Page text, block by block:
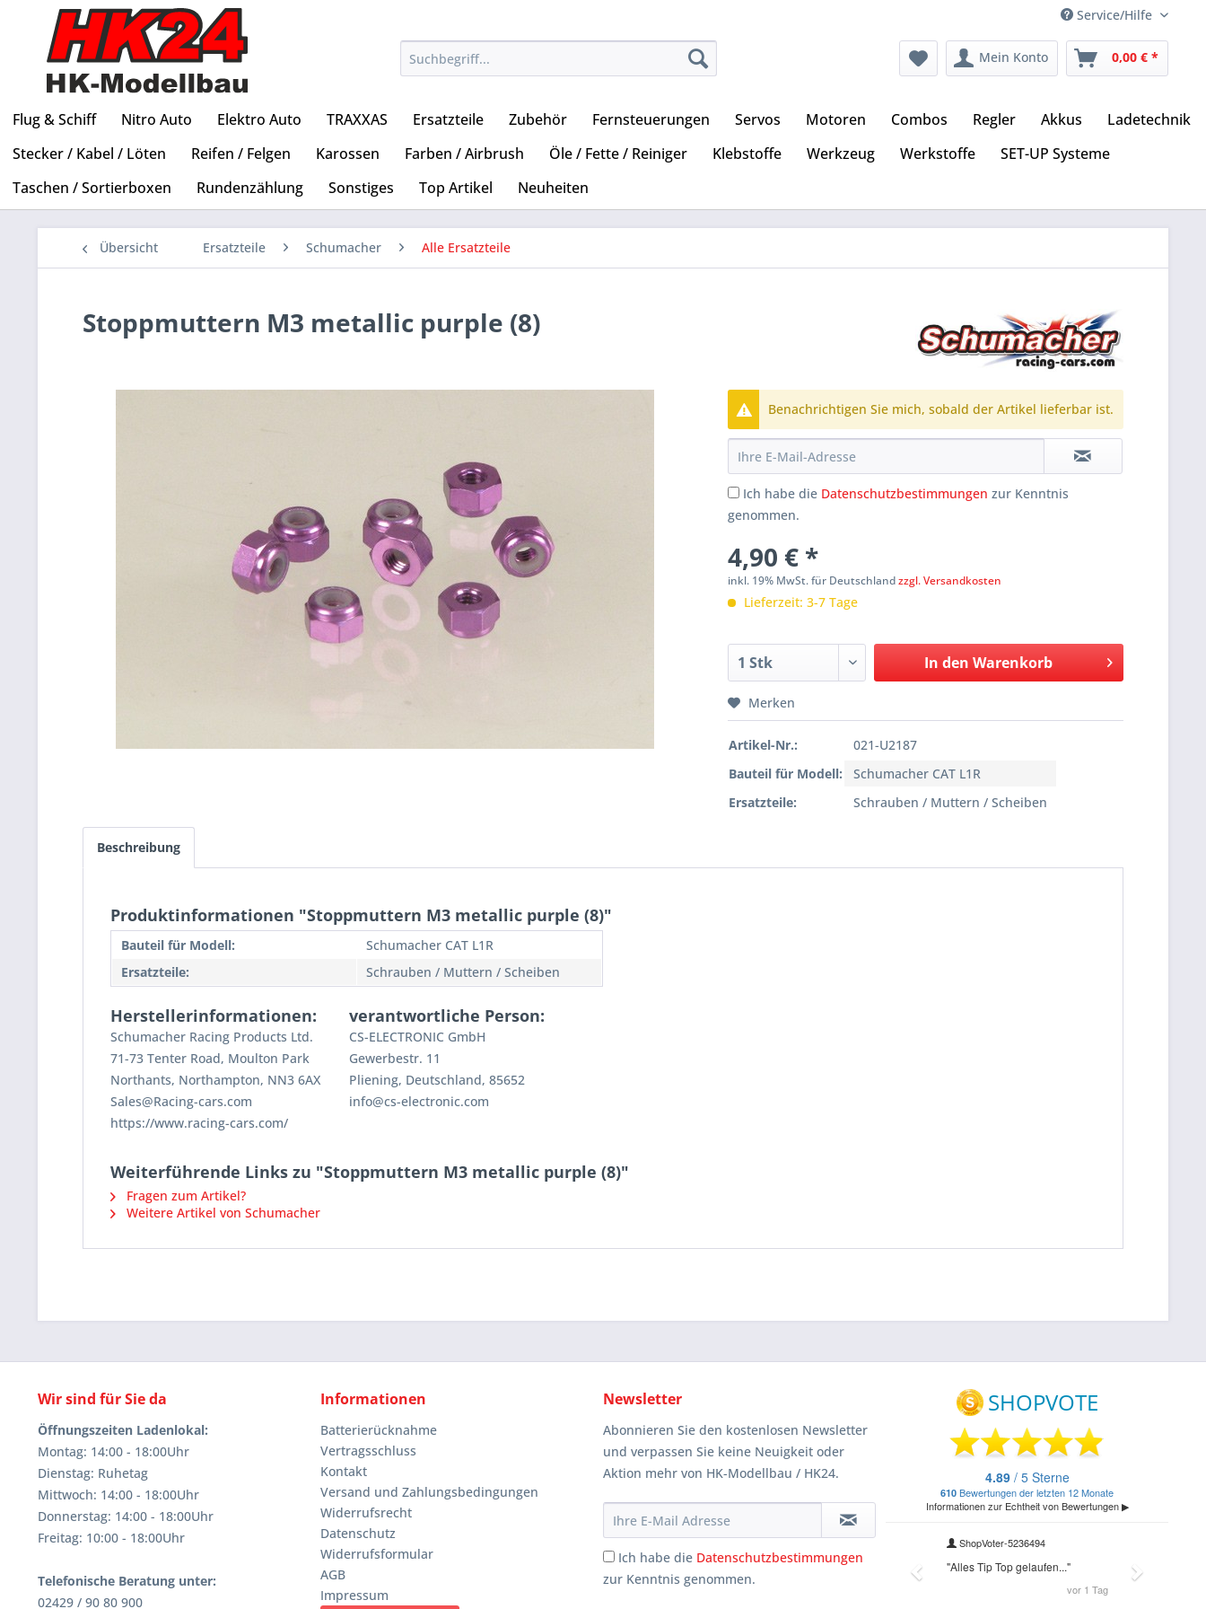
Service/Hilfe
Mein Konto 0,00 € *
Flug & Schiff Nitro Auto Elektro Auto TRAXXAS Ersatzteile Zubehör Fernsteuerungen Servos Motoren Combos Regler Akkus
Ladetechnik
Stecker / Kabel / Löten
Reifen / Felgen Karossen Farben / Airbrush Öle / Fette / Reiniger Klebstoffe Werkzeug Werkstoffe
SET-UP Systeme
Taschen / Sortierboxen
Rundenzählung Sonstiges Top Artikel Neuheiten
Übersicht Ersatzteile Schumacher Alle Ersatzteile
Stoppmuttern M3 metallic purple (8)
Benachrichtigen Sie mich, sobald der Artikel lieferbar ist.
Ich habe die Datenschutzbestimmungen zur Kenntnis
genommen.
4,90 € *
inkl. 19% MwSt. für Deutschlandzzgl. Versandkosten
Lieferzeit: 3-7 Tage
In den Warenkorb
Merken
Artikel-Nr.:
021-U2187
Bauteil für Modell:
Schumacher CAT L1R
Ersatzteile:
Schrauben / Muttern / Scheiben
Beschreibung
Produktinformationen "Stoppmuttern M3 metallic purple (8)"
Bauteil für Modell:
Schumacher CAT L1R
Ersatzteile:
Schrauben / Muttern / Scheiben
Herstellerinformationen:
Schumacher Racing Products Ltd.
71-73 Tenter Road, Moulton Park
Northants, Northampton, NN3 6AX
Sales@Racing-cars.com
https://www.racing-cars.com/
verantwortliche Person:
CS-ELECTRONIC GmbH
Gewerbestr. 11
Pliening, Deutschland, 85652
info@cs-electronic.com
Weiterführende Links zu "Stoppmuttern M3 metallic purple (8)"
Fragen zum Artikel?
Weitere Artikel von Schumacher
Wir sind für Sie da
Öffnungszeiten Ladenlokal:
Montag: 14:00 - 18:00Uhr
Dienstag: Ruhetag
Mittwoch: 14:00 - 18:00Uhr
Donnerstag: 14:00 - 18:00Uhr
Freitag: 10:00 - 18:00Uhr
Telefonische Beratung unter:
02429 / 90 80 900
Informationen
Batterierücknahme
Vertragsschluss
Kontakt
Versand und Zahlungsbedingungen
Widerrufsrecht
Datenschutz
Widerrufsformular
AGB
Impressum
Newsletter
Abonnieren Sie den kostenlosen Newsletter
und verpassen Sie keine Neuigkeit oder
Aktion mehr von HK-Modellbau / HK24.
Ich habe die Datenschutzbestimmungen
zur Kenntnis genommen.